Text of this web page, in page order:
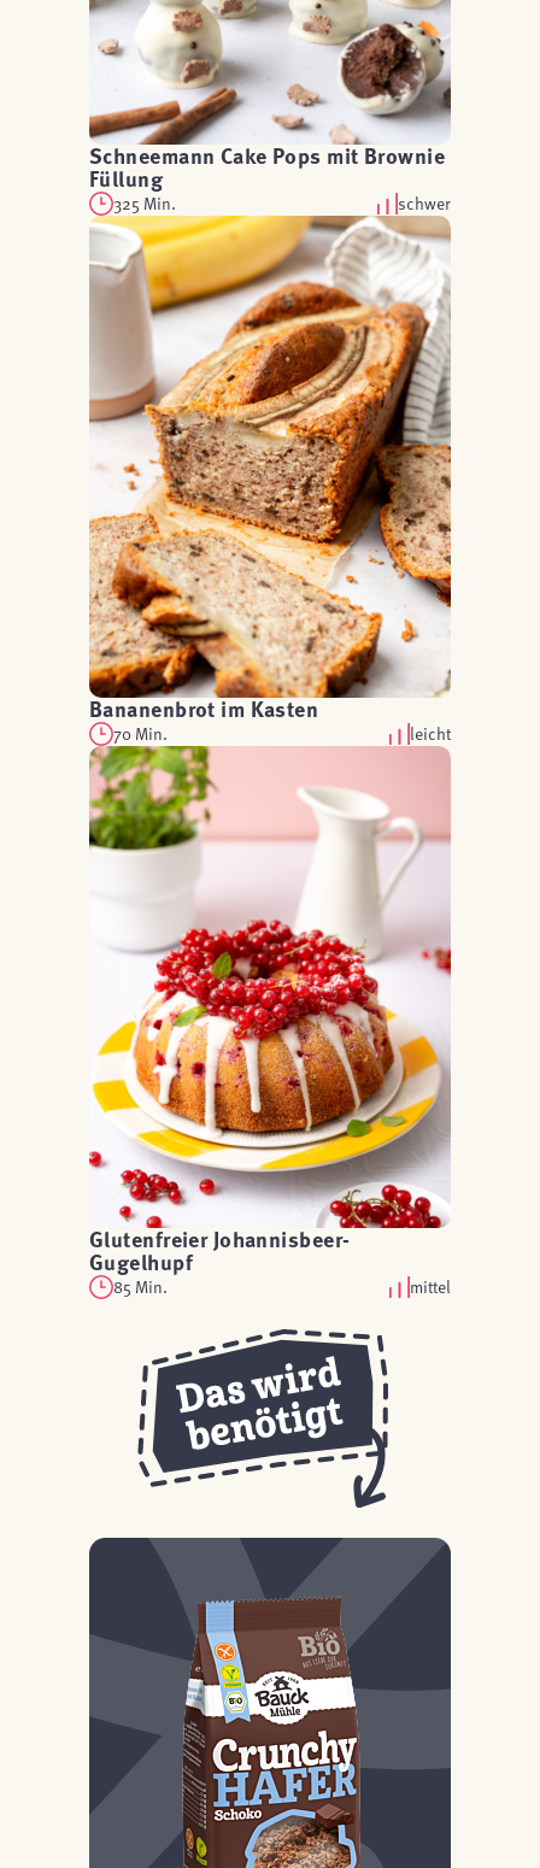
Schneemann Cake Pops mit Brownie
Füllung
325 Min. schwer
Bananenbrot im Kasten
70 Min. leicht
Glutenfreier Johannisbeer-
Gugelhupf
85 Min. mittel